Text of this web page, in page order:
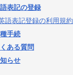
表記の登録
語表記登録の利用規約
手続
ある質問
らせ